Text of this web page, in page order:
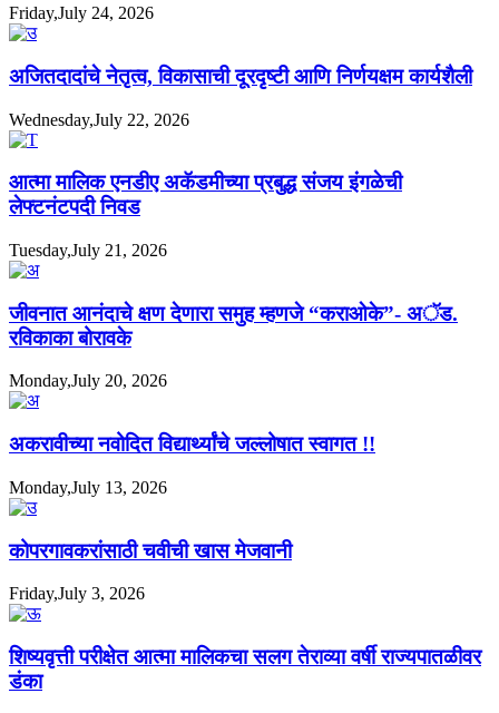
Friday,July 24, 2026
अजितदादांचे नेतृत्व, विकासाची दूरदृष्टी आणि निर्णयक्षम कार्यशैली
Wednesday,July 22, 2026
आत्मा मालिक एनडीए अकॅडमीच्या प्रबुद्ध संजय इंगळेची
लेफ्टनंटपदी निवड
Tuesday,July 21, 2026
जीवनात आनंदाचे क्षण देणारा समुह म्हणजे “कराओके”- अॅड.
रविकाका बोरावके
Monday,July 20, 2026
अकरावीच्या नवोदित विद्यार्थ्यांचे जल्लोषात स्वागत !!
Monday,July 13, 2026
कोपरगावकरांसाठी चवीची खास मेजवानी
Friday,July 3, 2026
शिष्यवृत्ती परीक्षेत आत्मा मालिकचा सलग तेराव्या वर्षी राज्यपातळीवर
डंका